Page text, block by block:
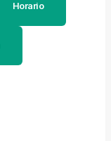
Horario